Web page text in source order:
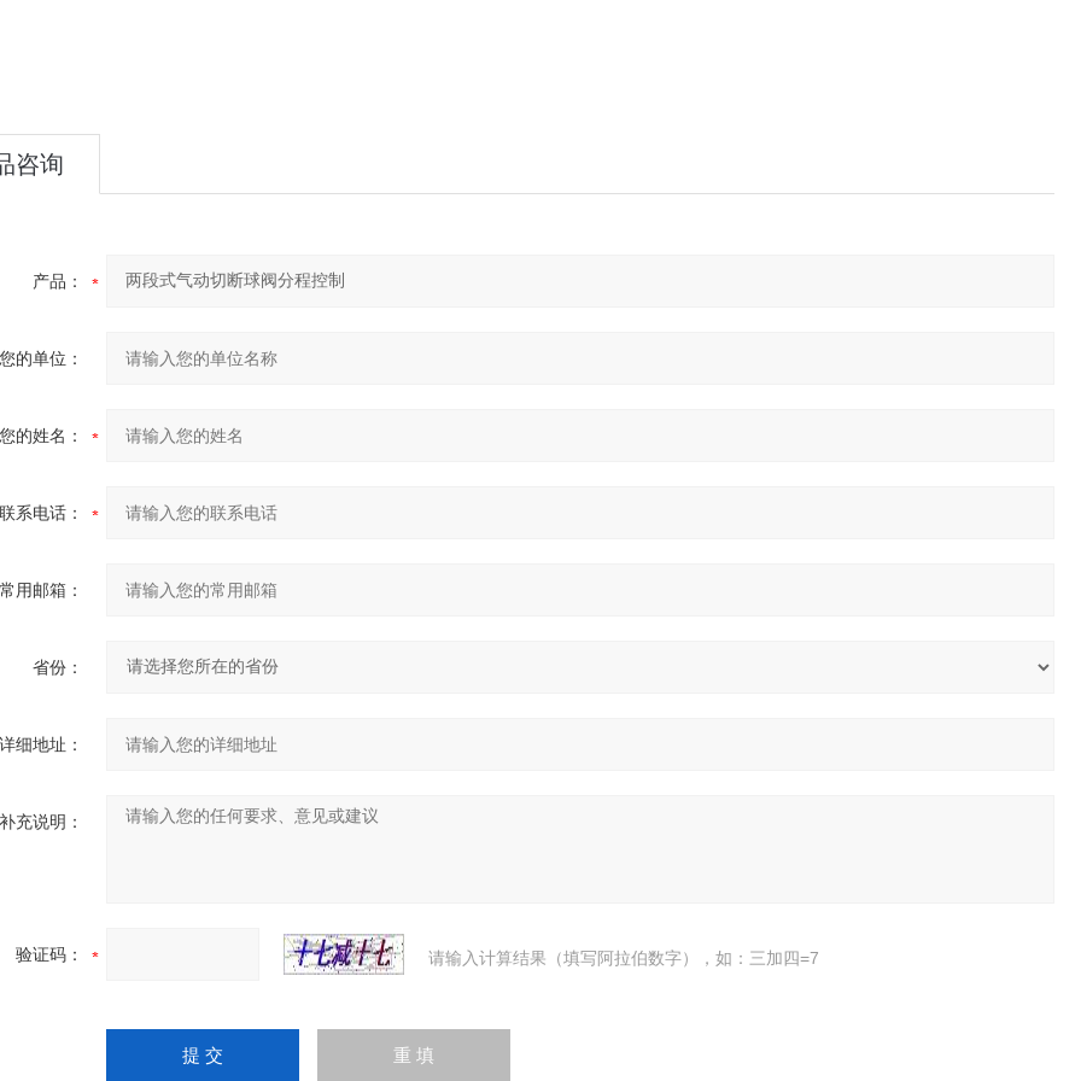
咨询
产品：
您的单位：
您的姓名：
联系电话：
常用邮箱：
省份：
详细地址：
补充说明：
验证码： 请输入计算结果（填写阿拉伯数字），如：三加四=7